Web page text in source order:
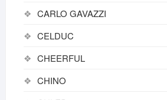
CARLO GAVAZZI
CELDUC
CHEERFUL
CHINO